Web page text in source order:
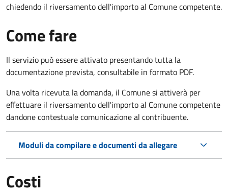
chiedendo il riversamento dell'importo al Comune competente.
Come fare
Il servizio può essere attivato presentando tutta la
documentazione prevista, consultabile in formato PDF.
Una volta ricevuta la domanda, il Comune si attiverà per
effettuare il riversamento dell'importo al Comune competente
dandone contestuale comunicazione al contribuente.
Moduli da compilare e documenti da allegare
Costi